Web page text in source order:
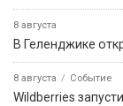
8 августа
В Геленджике
8 августа Событие
Wildberries